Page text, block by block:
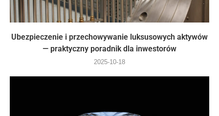
Ubezpieczenie i przechowywanie luksusowych aktywów
— praktyczny poradnik dla inwestorów
2025-10-18